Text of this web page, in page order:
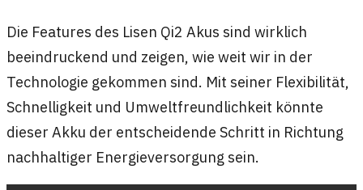
Die Features des Lisen Qi2 Akus sind wirklich
beeindruckend und zeigen, wie weit wir in der
Technologie gekommen sind. Mit seiner Flexibilität,
Schnelligkeit und Umweltfreundlichkeit könnte
dieser Akku der entscheidende Schritt in Richtung
nachhaltiger Energieversorgung sein.